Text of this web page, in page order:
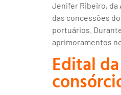
Jenifer Ribeiro, da
das concessões
portuários.
aprimoramentos
Edital